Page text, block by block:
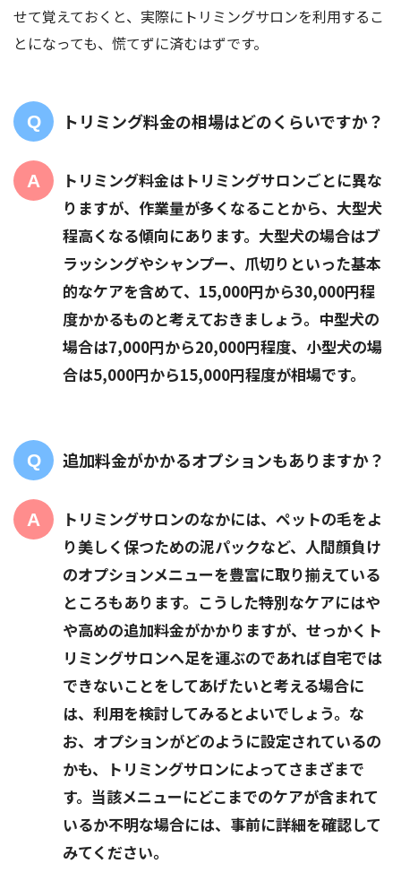
せて覚えておくと、実際にトリミングサロンを利用するこ
とになっても、慌てずに済むはずです。
トリミング料金の相場はどのくらいですか？
トリミング料金はトリミングサロンごとに異な
りますが、作業量が多くなることから、大型犬
程高くなる傾向にあります。大型犬の場合はブ
ラッシングやシャンプー、爪切りといった基本
的なケアを含めて、15,000円から30,000円程
度かかるものと考えておきましょう。中型犬の
場合は7,000円から20,000円程度、小型犬の場
合は5,000円から15,000円程度が相場です。
追加料金がかかるオプションもありますか？
トリミングサロンのなかには、ペットの毛をよ
り美しく保つための泥パックなど、人間顔負け
のオプションメニューを豊富に取り揃えている
ところもあります。こうした特別なケアにはや
や高めの追加料金がかかりますが、せっかくト
リミングサロンへ足を運ぶのであれば自宅では
できないことをしてあげたいと考える場合に
は、利用を検討してみるとよいでしょう。な
お、オプションがどのように設定されているの
かも、トリミングサロンによってさまざまで
す。当該メニューにどこまでのケアが含まれて
いるか不明な場合には、事前に詳細を確認して
みてください。